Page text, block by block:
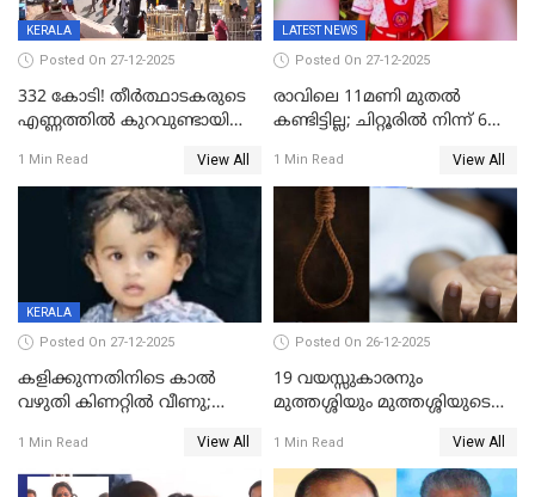
KERALA
Posted On 27-12-2025
332 കോടി! തീർത്ഥാടകരുടെ
എണ്ണത്തിൽ കുറവുണ്ടായിട്ടും
കുതിച്ചുയരുന്നു
1 Min Read View All
LATEST NEWS
Posted On 27-12-2025
രാവിലെ 11മണി മുതൽ
കണ്ടിട്ടില്ല; ചിറ്റൂരിൽ നിന്ന് 6
1 Min Read View All
KERALA
Posted On 27-12-2025
കളിക്കുന്നതിനിടെ കാൽ
വഴുതി കിണറ്റിൽ വീണു;
ദാരുണാന്ത്യം
1 Min Read View All
Posted On 26-12-2025
19 വയസ്സുകാരനും
മുത്തശ്ശിയും മുത്തശ്ശിയുടെ
മരിച്ചനിലയിൽ
1 Min Read View All